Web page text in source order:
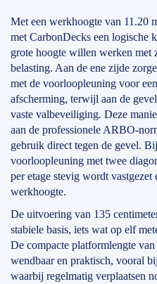
Met een werkhoogte van 11.20
met CarbonDecks een logische
grote hoogte willen werken
belasting. Aan de ene zijde
met de voorloopleuning voor
afscherming, terwijl aan de
vaste valbeveiliging. Deze
aan de professionele ARBO-
gebruik direct tegen de gevel.
voorloopleuning met twee
per etage stevig wordt
werkhoogte.
De uitvoering van 135
stabiele basis, iets wat op elf
De compacte platformlengte
wendbaar en praktisch, vooral
waarbij regelmatig verplaatsen